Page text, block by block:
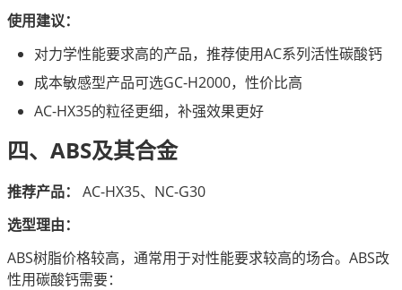
使用建议：
对力学性能要求高的产品，推荐使用AC系列活性碳酸钙
成本敏感型产品可选GC-H2000，性价比高
AC-HX35的粒径更细，补强效果更好
四、ABS及其合金
推荐产品：
AC-HX35、NC-G30
选型理由：
ABS树脂价格较高，通常用于对性能要求较高的场合。ABS改
性用碳酸钙需要：